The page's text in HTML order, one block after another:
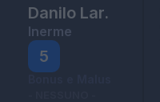
Danilo Lar.
Inerme
5